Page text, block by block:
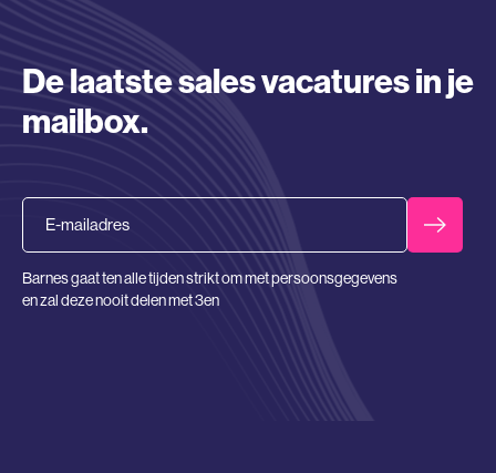
De laatste sales vacatures in je
mailbox.
Barnes gaat ten alle tijden strikt om met persoonsgegevens
en zal deze nooit delen met 3en